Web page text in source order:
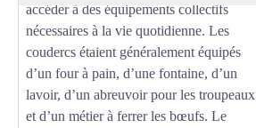
accéder à des équipements collectifs
nécessaires à la vie quotidienne. Les
coudercs étaient généralement équipés
d’un four à pain, d’une fontaine, d’un
lavoir, d’un abreuvoir pour les troupeaux
et d’un métier à ferrer les bœufs. Le